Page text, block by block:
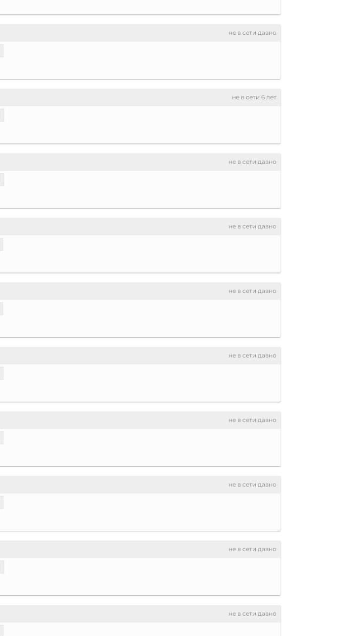
не в сети давно
не в сети 6 лет
не в сети давно
не в сети давно
не в сети давно
не в сети давно
не в сети давно
не в сети давно
не в сети давно
не в сети давно